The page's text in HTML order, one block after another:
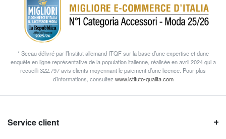
* Sceau délivré par l’Institut allemand ITQF sur la base d’une expertise et dune
enquête en ligne représentative de la population italienne, réalisée en avril 2024 qui a
recueilli 322.797 avis clients moyennant le paiement d’une licence. Pour plus
d’informations, consultez www.istituto-qualita.com
Service client